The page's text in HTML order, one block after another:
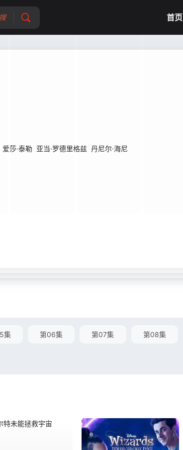
首页
爱莎·泰勒 亚当·罗德里格兹 丹尼尔·海尼
集 第06集 第07集 第08集